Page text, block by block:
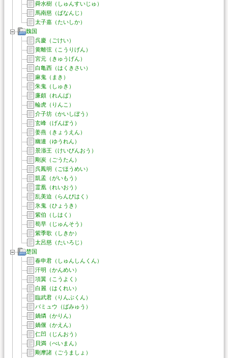
舜水樹（しゅんすいじゅ）
馬南慈（ばなんじ）
太子嘉（たいしか）
魏国
呉慶（ごけい）
黄離弦（こうりげん）
宮元（きゅうげん）
白亀西（はくきさい）
麻鬼（まき）
朱鬼（しゅき）
廉頗（れんぱ）
輪虎（りんこ）
介子坊（かいしぼう）
玄峰（げんぽう）
姜燕（きょうえん）
幽連（ゆうれん）
景湣王（けいびんおう）
剛炭（ごうたん）
呉鳳明（ごほうめい）
凱孟（がいもう）
霊凰（れいおう）
乱美迫（らんびはく）
氷鬼（ひょうき）
紫伯（しはく）
荀早（じゅんそう）
紫季歌（しきか）
太呂慈（たいろじ）
楚国
春申君（しゅんしんくん）
汗明（かんめい）
項翼（こうよく）
白麗（はくれい）
臨武君（りんぶくん）
バミュウ（ばみゅう）
媧燐（かりん）
媧偃（かえん）
仁凹（じんおう）
貝満（べいまん）
剛摩諸（ごうましょ）